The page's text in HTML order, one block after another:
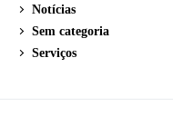
Notícias
Sem categoria
Serviços